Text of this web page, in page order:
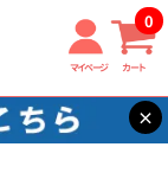
マイページ カート
0
×
い2段（ひまわり）